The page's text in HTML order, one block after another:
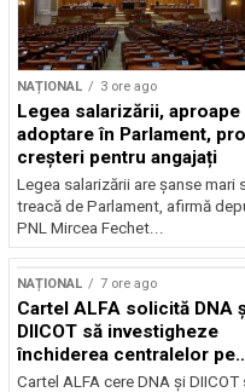
NAȚIONAL 3 ore ago
Legea salarizării, aproape
adoptare în Parlament,
creșteri pentru angajați
Legea salarizării are șanse mari
treacă de Parlament, afirmă
PNL Mircea Fechet...
NAȚIONAL 7 ore ago
Cartel ALFA solicită DNA
DIICOT să investigheze
închiderea centralelor pe
cărbune
Cartel ALFA cere DNA și DIICOT